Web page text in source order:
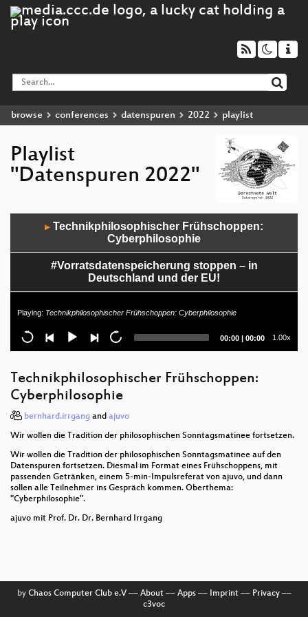
browse conferences datenspuren 2022 playlist
Playlist
"Datenspuren 2022"
▶ Technikphilosophischer Frühschoppen:
Cyberphilosophie
#Vorratsdatenspeicherung stoppen – in
Deutschland und der EU!
War Communication in Ukrainian Social Media
Space
microvm.nix
Open Data: Receive it Yourself
Geschichte und Entwicklung physikalischer Modelle
Playing: Technikphilosophischer Frühschoppen: Cyberphilosophie
Current
00:00 | Total
00:00 1.00x
Technikphilosophischer Frühschoppen:
Cyberphilosophie
bernhard.irrgang and ajuvo
Wir wollen die Tradition der philosophischen Sonntagsmatinee fortsetzen.
Wir wollen die Tradition der philosophischen Sonntagsmatinee auf den
Datenspuren fortsetzen. Diesmal im Format eines Frühschoppens, mit
passenden Getränken, einem 5-min-Impulsreferat von ajuvo, und dann
sollen alle Teilnehmer ins Gespräch kommen. Oberthema:
"Cyberphilosophie".
ajuvo mit Prof. Dr. Dr. Bernhard Irrgang
by Chaos Computer Club e.V–– About–– Apps–– Imprint–– Privacy––
c3voc